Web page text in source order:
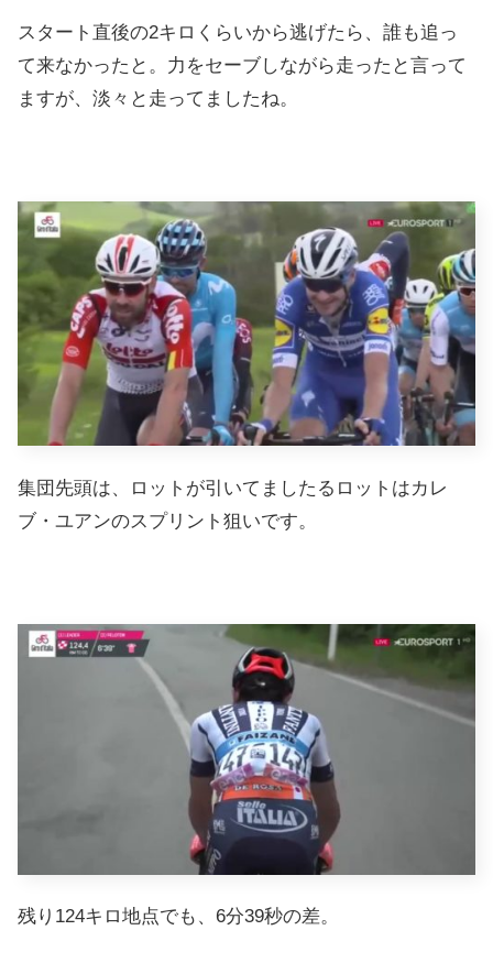
スタート直後の2キロくらいから逃げたら、誰も追っ
て来なかったと。力をセーブしながら走ったと言って
ますが、淡々と走ってましたね。
集団先頭は、ロットが引いてましたるロットはカレ
ブ・ユアンのスプリント狙いです。
残り124キロ地点でも、6分39秒の差。